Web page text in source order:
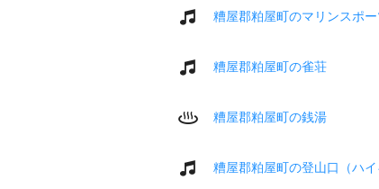
糟屋郡粕屋町のマリンスポー
糟屋郡粕屋町の雀荘
糟屋郡粕屋町の銭湯
糟屋郡粕屋町の登山口（ハイ